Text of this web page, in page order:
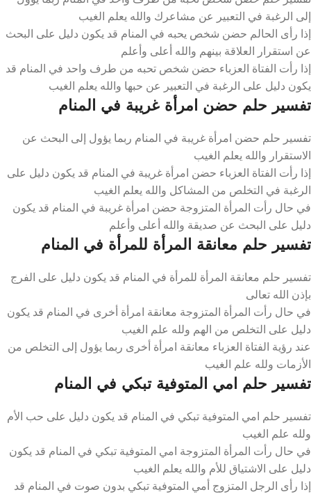
إلى الرغبة في التعبير عن مشاعرك والله يعلم الغيب
إذا رأى الحالم حضن شخص يحبه في المنام قد يكون دليل على البحث
عن استقرار العلاقة بينهم والله أعلى وأعلم
إذا رأت الفتاة العزباء حضن شخص تحبه من طرف واحد في المنام قد
يكون دليل على الرغبة في التعبير عن حبها والله يعلم الغيب
تفسير حلم حضن امرأة غريبة في المنام
تفسير حلم حضن امرأة غريبة في المنام ربما يؤول إلى البحث عن
الاستقرار والله يعلم الغيب
إذا رأت الفتاة العزباء حضن امرأة غريبة في المنام قد يكون دليل على
الرغبة في التخلص من المشاكل والله يعلم الغيب
في حال رأت المرأة المتزوجة حضن امرأة غريبة في المنام قد يكون
دليل على البحث عن صديقة والله أعلى وأعلم
تفسير حلم معانقة المرأة للمرأة في المنام
تفسير حلم معانقة المرأة للمرأة في المنام قد يكون دليل على الفرج
بإذن الله تعالى
في حال رأت المرأة المتزوجة معانقة امرأة أخرى في المنام قد يكون
دليل على التخلص من الهم ولله علم الغيب
عند رؤية الفتاة العزباء معانقة امرأة أخرى ربما يؤول إلى التخلص من
الأزمات ولله علم الغيب
تفسير حلم امي المتوفية تبكي في المنام
تفسير حلم امي المتوفية تبكي في المنام قد يكون دليل على حب الأم
ولله علم الغيب
في حال رأت المرأة المتزوجة امي المتوفية تبكي في المنام قد يكون
دليل على الاشتياق للأم والله يعلم الغيب
إذا رأى الرجل المتزوج أمي المتوفية تبكي بدون صوت في المنام قد